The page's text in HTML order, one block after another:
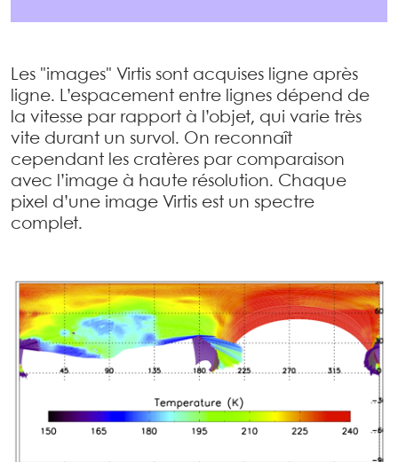
Les "images" Virtis sont acquises ligne après
ligne. L’espacement entre lignes dépend de
la vitesse par rapport à l’objet, qui varie très
vite durant un survol. On reconnaît
cependant les cratères par comparaison
avec l’image à haute résolution. Chaque
pixel d’une image Virtis est un spectre
complet.